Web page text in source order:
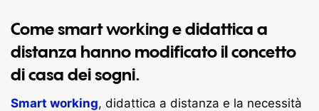
Come smart working e didattica a
distanza hanno modificato il concetto
di casa dei sogni.
Smart working, didattica a distanza e la necessità